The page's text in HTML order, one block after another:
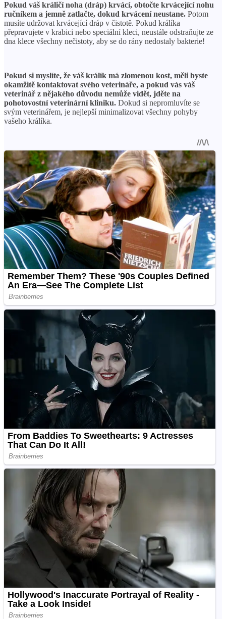
Pokud váš králičí noha (dráp) krvácí, obtočte krvácející nohu
ručníkem a jemně zatlačte, dokud krvácení neustane. Potom
musíte udržovat krvácející dráp v čistotě. Pokud králíka
přepravujete v krabici nebo speciální kleci, neustále odstraňujte ze
dna klece všechny nečistoty, aby se do rány nedostaly bakterie!
Pokud si myslíte, že váš králík má zlomenou kost, měli byste
okamžitě kontaktovat svého veterináře, a pokud vás váš
veterinář z nějakého důvodu nemůže vidět, jděte na
pohotovostní veterinární kliniku. Dokud si nepromluvíte se
svým veterinářem, je nejlepší minimalizovat všechny pohyby
vašeho králíka.